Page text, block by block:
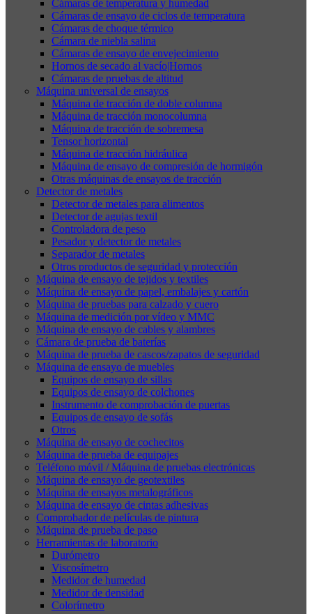
Cámaras de temperatura y humedad
Cámaras de ensayo de ciclos de temperatura
Cámaras de choque térmico
Cámara de niebla salina
Cámaras de ensayo de envejecimiento
Hornos de secado al vacío|Hornos
Cámaras de pruebas de altitud
Máquina universal de ensayos
Máquina de tracción de doble columna
Máquina de tracción monocolumna
Máquina de tracción de sobremesa
Tensor horizontal
Máquina de tracción hidráulica
Máquina de ensayo de compresión de hormigón
Otras máquinas de ensayos de tracción
Detector de metales
Detector de metales para alimentos
Detector de agujas textil
Controladora de peso
Pesador y detector de metales
Separador de metales
Otros productos de seguridad y protección
Máquina de ensayo de tejidos y textiles
Máquina de ensayo de papel, embalajes y cartón
Máquina de pruebas para calzado y cuero
Máquina de medición por vídeo y MMC
Máquina de ensayo de cables y alambres
Cámara de prueba de baterías
Máquina de prueba de cascos/zapatos de seguridad
Máquina de ensayo de muebles
Equipos de ensayo de sillas
Equipos de ensayo de colchones
Instrumento de comprobación de puertas
Equipos de ensayo de sofás
Otros
Máquina de ensayo de cochecitos
Máquina de prueba de equipajes
Teléfono móvil / Máquina de pruebas electrónicas
Máquina de ensayo de geotextiles
Máquina de ensayos metalográficos
Máquina de ensayo de cintas adhesivas
Comprobador de películas de pintura
Máquina de prueba de paso
Herramientas de laboratorio
Durómetro
Viscosímetro
Medidor de humedad
Medidor de densidad
Colorímetro